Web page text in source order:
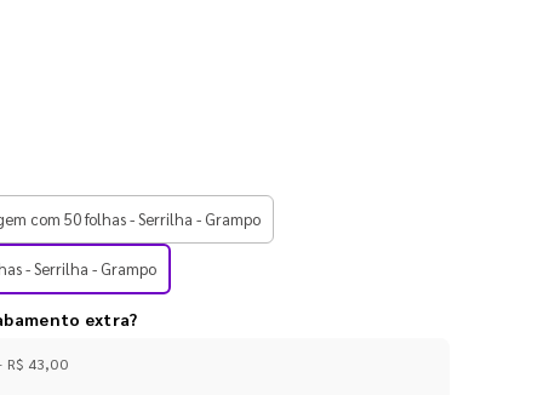
com 50 folhas - Serrilha - Grampo
- Serrilha - Grampo
extra?
R$ 43,00